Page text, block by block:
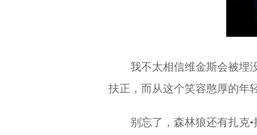
我不太相信维金斯会被埋
扶正，而从这个笑容憨厚的年
别忘了，森林狼还有扎克